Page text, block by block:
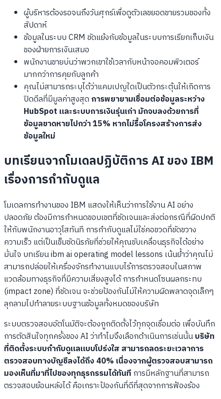
ผู้บริหารต้องรอจนถึงวันศุกร์เพื่อดูตัวเลขยอดขายรวมของทั้ง
สัปดาห์
ข้อมูลในระบบ CRM ขัดแย้งกับข้อมูลในระบบการเรียกเก็บเงิน
ของฝ่ายการเงินเสมอ
พนักงานขายบ่นว่าพวกเขาใช้เวลากับหน้าจอคอมพิวเตอร์
มากกว่าการคุยกับลูกค้า
คุณไม่สามารถระบุได้ว่าแคมเปญใดเป็นตัวกระตุ้นให้เกิดการ
ปิดดีลที่มีมูลค่าสูงสุดการพยายามเชื่อมต่อข้อมูลระหว่าง
HubSpot และระบบการเงินรุ่นเก่า มักจบลงด้วยการที่
ข้อมูลขาดหายไปกว่า 15% หากไม่รื้อโครงสร้างการส่ง
ข้อมูลใหม่
บทเรียนจากโมเดลปฏิบัติการ AI ของ IBM
เรื่องการกำกับดูแล
โมเดลการทำงานของ IBM แสดงให้เห็นว่าการใช้งาน AI อย่าง
ปลอดภัย ต้องมีการกำหนดขอบเขตที่ชัดเจนและส่งต่อกรณีที่ผิดปกติ
ให้กับพนักงานอาวุโสทันที การกำกับดูแลไม่ใช่คอขวดที่ขัดขวาง
ความเร็ว แต่เป็นเข็มขัดนิรภัยที่ช่วยให้คุณขับเคลื่อนธุรกิจได้อย่าง
มั่นใจ บทเรียน ibm ai operating model lessons เน้นย้ำว่าคุณไม่
สามารถปล่อยให้เครื่องจักรทำงานแบบไร้การตรวจสอบในสภาพ
แวดล้อมทางธุรกิจที่มีความเสี่ยงสูงได้ การกำหนดโซนผลกระทบ
(impact zone) ที่ชัดเจน จะช่วยป้องกันไม่ให้ความผิดพลาดจุดเล็กๆ
ลุกลามไปทำลายระบบฐานข้อมูลทั้งหมดของบริษัท
ระบบตรวจสอบอัตโนมัติจะต้องถูกติดตั้งไว้ทุกจุดเชื่อมต่อ เพื่อบันทึก
การตัดสินใจทุกครั้งของ AI ว่าทำไมจึงเลือกดำเนินการเช่นนั้นบริษัท
ที่ติดตั้งระบบกำกับดูแลแบบโปร่งใส สามารถลดระยะเวลาการ
ตรวจสอบทางบัญชีลงได้ถึง 40% เนื่องจากผู้ตรวจสอบสามารถ
มองเห็นที่มาที่ไปของทุกธุรกรรมได้ทันทีการมีหลักฐานที่สามารถ
ตรวจสอบย้อนหลังได้ คือเกราะป้องกันที่ดีที่สุดจากการฟ้องร้อง